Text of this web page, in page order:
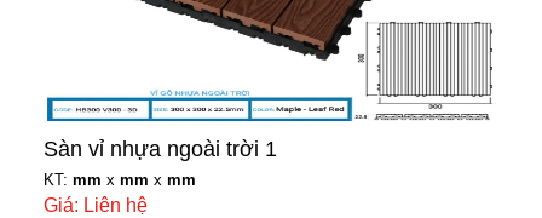
Sàn vỉ nhựa ngoài trời 1
KT: mm x mm x mm
Giá: Liên hệ